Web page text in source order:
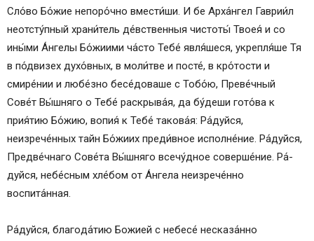
Сло́­во Бо́­жие непоро́чно вмести́ши. И бе Ар­ха́н­гел Гаврии́л
неотсту́пный храни́тель де́вственныя чис­то­ты́ Твоея́ и со
ины́ми А́н­ге­лы Бо́­жи­ими ча́сто Те­бе́ явля́­ше­ся, укрепля́ше Тя
в по́двизех духо́вных, в мо­ли́т­ве и посте́, в кро́­тос­ти и
смире́нии и лю­бе́з­но бесе́доваше с То­бо́ю, Пре­ве́ч­ный
Сове́т Вы́ш­ня­го о Те­бе́ раскрыва́я, да бу́деши гото́ва к
прия́тию Бо́­жию, вопия́ к Те­бе́ та­ко­ва́я: Ра́­дуй­ся,
неизрече́нных тайн Бо́­жи­их преди́вное ис­пол­не́­ние. Ра́­дуй­ся,
Предве́чнаго Сове́та Вы́ш­ня­го всечу́дное соверше́ние. Ра́­
дуй­ся, не­бе́с­ным хле́бом от А́н­ге­ла неизрече́нно
воспита́нная.
Ра́­дуй­ся, бла­го­да́­тию Бо­жией с не­бе­се́ несказа́нно